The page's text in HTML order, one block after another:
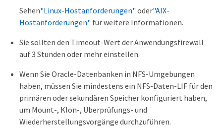
Sehen"Linux-Hostanforderungen" oder"AIX-
Hostanforderungen" für weitere Informationen.
Sie sollten den Timeout-Wert der Anwendungsfirewall
auf 3 Stunden oder mehr einstellen.
Wenn Sie Oracle-Datenbanken in NFS-Umgebungen
haben, müssen Sie mindestens ein NFS-Daten-LIF für den
primären oder sekundären Speicher konfiguriert haben,
um Mount-, Klon-, Überprüfungs- und
Wiederherstellungsvorgänge durchzuführen.